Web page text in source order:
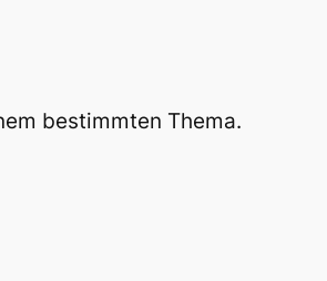
bestimmten Thema.